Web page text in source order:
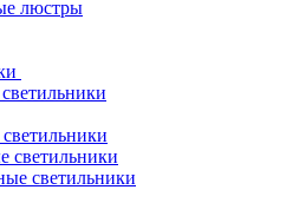
люстры
светильники
светильники